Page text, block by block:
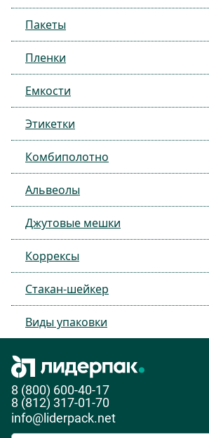
Пакеты
Пленки
Емкости
Этикетки
Комбиполотно
Альвеолы
Джутовые мешки
Коррексы
Стакан-шейкер
Виды упаковки
8 (800) 600-40-17
8 (812) 317-01-70
info@liderpack.net